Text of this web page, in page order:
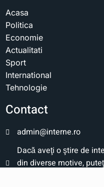
Acasa
Politica
Economie
Actualitati
Sport
International
Tehnologie
Contact
admin@interne.ro
Dacă aveţi o ştire de
din diverse motive,